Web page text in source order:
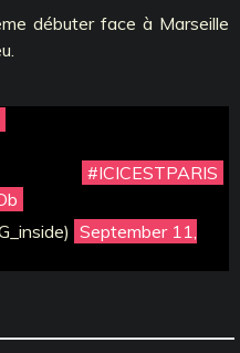
débuter face à Marseille
#ICICESTPARIS
September 11,